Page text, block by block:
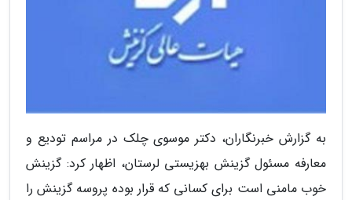
به گزارش خبرنگاران، دکتر موسوی چلک در مراسم تودیع و
معارفه مسئول گزینش بهزیستی لرستان، اظهار کرد: گزینش
خوب مامنی است برای کسانی که قرار بوده پروسه گزینش را